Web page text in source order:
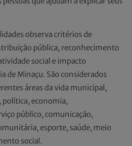
observa critérios de
pública, reconhecimento
social e impacto
de Minaçu. São considerados
áreas da vida municipal,
política, economia,
público, comunicação,
esporte, saúde, meio
social.